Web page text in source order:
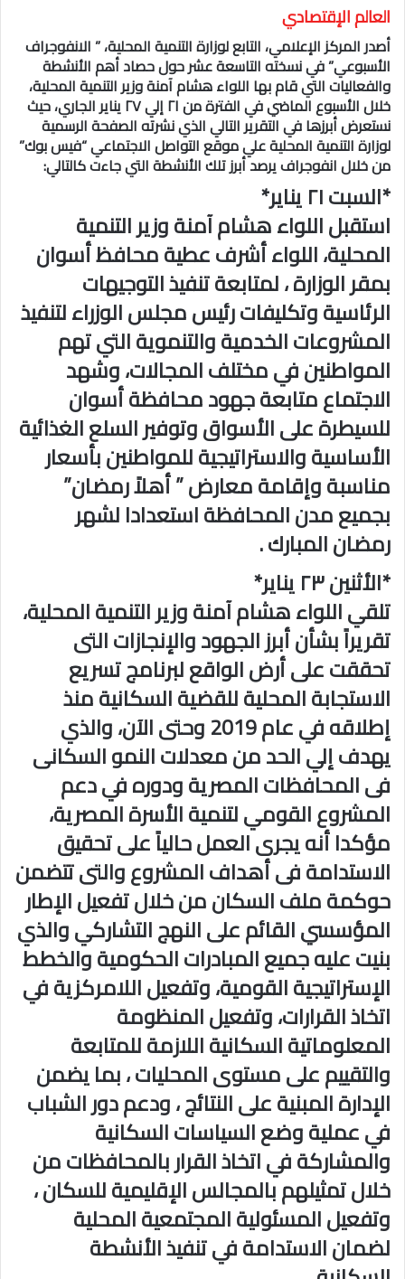
العالم الإقتصادي
أصدر المركز الإعلامي، التابع لوزارة التنمية المحلية، ” الانفوجراف
الأسبوعي” في نسخته التاسعة عشر حول حصاد أهم الأنشطة
والفعاليات التي قام بها اللواء هشام آمنة وزير التنمية المحلية،
خلال الأسبوع الماضي في الفترة من ٢١ إلي ٢٧ يناير الجاري، حيث
نستعرض أبرزها في التقرير التالي الذي نشرته الصفحة الرسمية
لوزارة التنمية المحلية علي موقع التواصل الاجتماعي “فيس بوك”
من خلال انفوجراف يرصد أبرز تلك الأنشطة التي جاءت كالتالي:
*السبت ٢١ يناير*
استقبل اللواء هشام آمنة وزير التنمية
المحلية، اللواء أشرف عطية محافظ أسوان
بمقر الوزارة ، لمتابعة تنفيذ التوجيهات
الرئاسية وتكليفات رئيس مجلس الوزراء لتنفيذ
المشروعات الخدمية والتنموية التي تهم
المواطنين في مختلف المجالات، وشهد
الاجتماع متابعة جهود محافظة أسوان
للسيطرة على الأسواق وتوفير السلع الغذائية
الأساسية والاستراتيجية للمواطنين بأسعار
مناسبة وإقامة معارض ” أهلاً رمضان”
بجميع مدن المحافظة استعدادا لشهر
رمضان المبارك .
*الأثنين ٢٣ يناير*
تلقي اللواء هشام آمنة وزير التنمية المحلية،
تقريراً بشأن أبرز الجهود والإنجازات التى
تحققت على أرض الواقع لبرنامج تسريع
الاستجابة المحلية للقضية السكانية منذ
إطلاقه في عام 2019 وحتى الآن، والذي
يهدف إلي الحد من معدلات النمو السكانى
فى المحافظات المصرية ودوره في دعم
المشروع القومي لتنمية الأسرة المصرية،
مؤكدا أنه يجرى العمل حالياً على تحقيق
الاستدامة فى أهداف المشروع والتى تتضمن
حوكمة ملف السكان من خلال تفعيل الإطار
المؤسسي القائم على النهج التشاركي والذي
بنيت عليه جميع المبادرات الحكومية والخطط
الإستراتيجية القومية، وتفعيل اللامركزية في
اتخاذ القرارات، وتفعيل المنظومة
المعلوماتية السكانية اللازمة للمتابعة
والتقييم على مستوى المحليات ، بما يضمن
الإدارة المبنية على النتائج ، ودعم دور الشباب
في عملية وضع السياسات السكانية
والمشاركة في اتخاذ القرار بالمحافظات من
خلال تمثيلهم بالمجالس الإقليمية للسكان ،
وتفعيل المسئولية المجتمعية المحلية
لضمان الاستدامة في تنفيذ الأنشطة